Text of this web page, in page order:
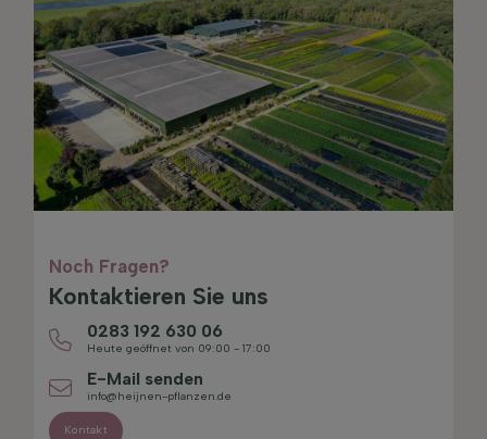
Noch Fragen?
Kontaktieren Sie uns
0283 192 630 06
Heute geöffnet von 09:00 - 17:00
E-Mail senden
info@heijnen-pflanzen.de
Kontakt